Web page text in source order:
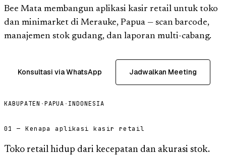
Bee Mata membangun aplikasi kasir retail untuk toko
dan minimarket di Merauke, Papua — scan barcode,
manajemen stok gudang, dan laporan multi-cabang.
Konsultasi via WhatsApp Jadwalkan Meeting
KABUPATEN ·PAPUA · INDONESIA
01 — Kenapa aplikasi kasir retail
Toko retail hidup dari kecepatan dan akurasi stok.